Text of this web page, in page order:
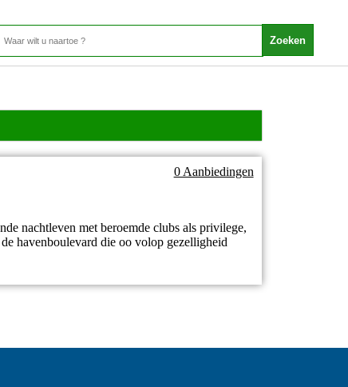
0 Aanbiedingen
nachtleven met beroemde clubs als privilege,
havenboulevard die oo volop gezelligheid